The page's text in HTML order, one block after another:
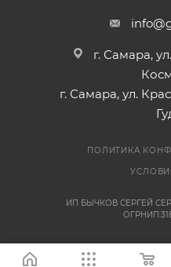
г. Самара,
г. Самара, ул.
ПОЛИТИКА
ИП БЫЧКОВ СЕРГЕЙ